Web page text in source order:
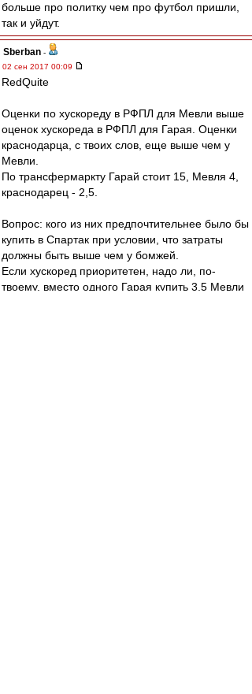
больше про политку чем про футбол пришли,
так и уйдут.
Sberban -
02 сен 2017 00:09
RedQuite
Оценки по хускореду в РФПЛ для Мевли выше
оценок хускореда в РФПЛ для Гарая. Оценки
краснодарца, с твоих слов, еще выше чем у
Мевли.
По трансфермаркту Гарай стоит 15, Мевля 4,
краснодарец - 2,5.
Вопрос: кого из них предпочтительнее было бы
купить в Спартак при условии, что затраты
должны быть выше чем у бомжей.
Если хускоред приоритетен, надо ли, по-
твоему, вместо одного Гарая купить 3,5 Мевли